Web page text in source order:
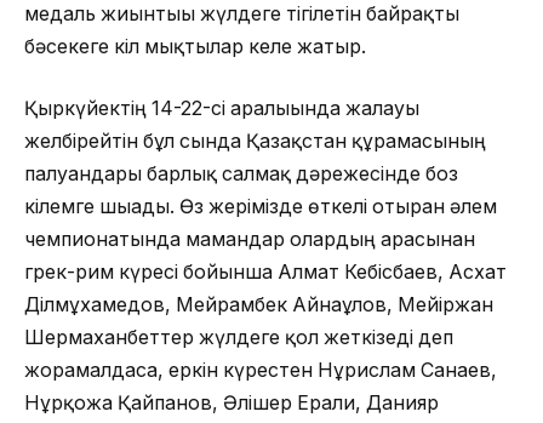
медаль жиынтығы жүлдеге тігілетін байрақты
бәсекеге кіл мықтылар келе жатыр.
Қыркүйектің 14-22-сі аралығында жалауы
желбірейтін бұл сында Қазақстан құрамасының
палуандары барлық салмақ дәрежесінде боз
кілемге шығады. Өз жерімізде өткелі отырған әлем
чемпионатында мамандар олардың арасынан
грек-рим күресі бойынша Алмат Кебісбаев, Асхат
Ділмұхамедов, Мейрамбек Айнағұлов, Мейіржан
Шермаханбеттер жүлдеге қол жеткізеді деп
жорамалдаса, еркін күрестен Нұрислам Санаев,
Нұрқожа Қайпанов, Әлішер Ерғали, Данияр